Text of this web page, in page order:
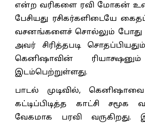
என்ற வரிகளை ரவி மோகன்
பேசியது ரசிகர்களிடையே
வசனங்களைச் சொல்லும் போது
அவர் சிரித்தபடி
கெனிஷாவின்
இடம்பெற்றுள்ளது.
பாடல் முடிவில்,
கட்டிப்பிடித்த காட்சி
வேகமாக பரவி வருகிறது.